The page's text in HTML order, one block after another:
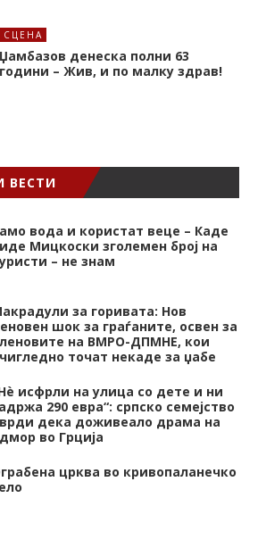
СЦЕНА
Џамбазов денеска полни 63
години – Жив, и по малку здрав!
ВЕСТИ
вода и користат веце – Каде
Мицкоски зголемен број на
– не знам
за горивата: Нов
шок за граѓаните, освен за
на ВМРО-ДПМНЕ, кои
точат некаде за џабе
исфрли на улица со дете и ни
290 евра“: српско семејство
дека доживеало драма на
во Грција
црква во кривопаланечко